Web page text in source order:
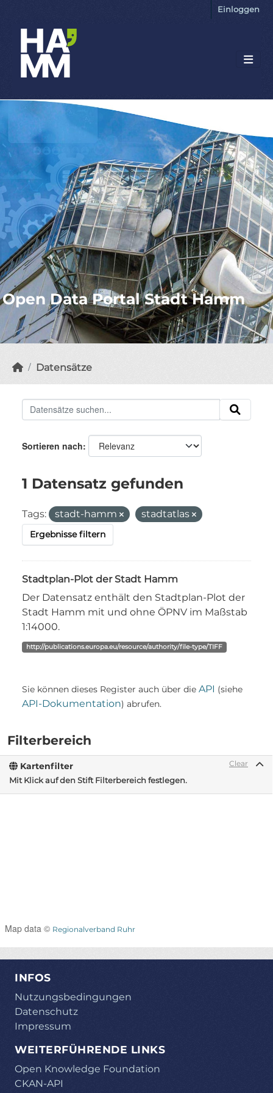
Einloggen
Open Data Portal Stadt Hamm
Datensätze
Filterbereich
Clear
Kartenfilter
Mit Klick auf den Stift Filterbereich festlegen.
Map data © Regionalverband Ruhr
Sortieren nach
1 Datensatz gefunden
Tags: stadt-hamm stadtatlas
Ergebnisse filtern
Stadtplan-Plot der Stadt Hamm
Der Datensatz enthält den Stadtplan-Plot der
Stadt Hamm mit und ohne ÖPNV im Maßstab
1:14000.
http://publications.europa.eu/resource/authority/file-type/TIFF
Sie können dieses Register auch über die API (siehe
API-Dokumentation) abrufen.
INFOS
Nutzungsbedingungen
Datenschutz
Impressum
WEITERFÜHRENDE LINKS
Open Knowledge Foundation
CKAN-API